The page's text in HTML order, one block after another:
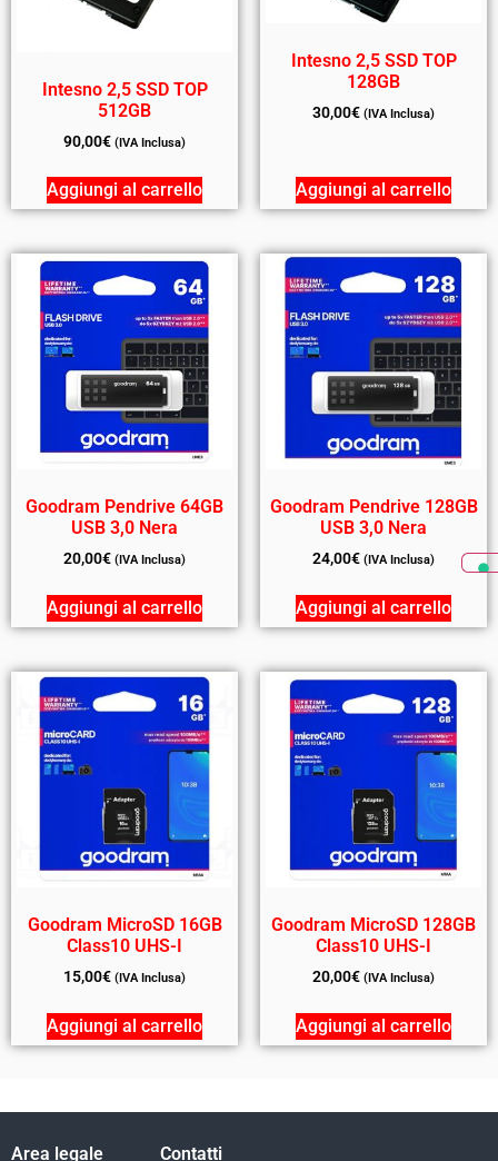
Intesno 2,5 SSD TOP
512GB
90,00€ (IVA Inclusa)
Aggiungi al carrello
Intesno 2,5 SSD TOP
128GB
30,00€ (IVA Inclusa)
Aggiungi al carrello
Goodram Pendrive 64GB
USB 3,0 Nera
20,00€ (IVA Inclusa)
Aggiungi al carrello
Goodram Pendrive 128GB
USB 3,0 Nera
24,00€ (IVA Inclusa)
Aggiungi al carrello
Goodram MicroSD 16GB
Class10 UHS-I
15,00€ (IVA Inclusa)
Aggiungi al carrello
Goodram MicroSD 128GB
Class10 UHS-I
20,00€ (IVA Inclusa)
Aggiungi al carrello
Area legale Contatti